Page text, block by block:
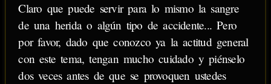
Claro que puede servir para lo mismo la sangre
de una herida o algún tipo de accidente... Pero
por favor, dado que conozco ya la actitud general
con este tema, tengan mucho cuidado y piénselo
dos veces antes de que se provoquen ustedes